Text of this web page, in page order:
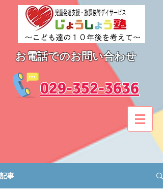
お電話でのお問い合わせ
​029-352-3636
記事